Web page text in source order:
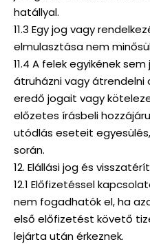
hatállyal.
11.3 Egy jog vagy
elmulasztása nem
11.4 A felek egyikének
átruházni vagy
eredő jogait vagy
előzetes írásbeli
utódlás eseteit
során.
12. Elállási jog és
12.1 Előfizetéssel
nem fogadhatók el, ha
első előfizetést követő
lejárta után érkeznek.